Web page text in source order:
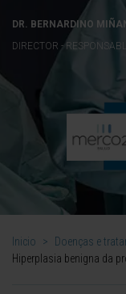
DR. BERNARDINO
DIRECTOR -
Inicio > Doenças e
Hiperplasia benigna da